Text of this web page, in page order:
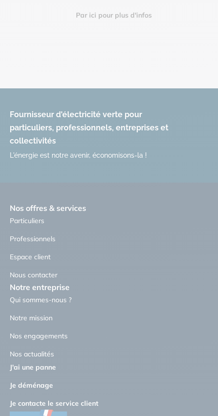
Par ici pour plus d'infos
Fournisseur d'électricité verte pour
particuliers, professionnels, entreprises et
collectivités
L'énergie est notre avenir, économisons-la !
Nos offres & services
Particuliers
Professionnels
Espace client
Nous contacter
Notre entreprise
Qui sommes-nous ?
Notre mission
Nos engagements
Nos actualités
J'ai une panne
Je déménage
Je contacte le service client